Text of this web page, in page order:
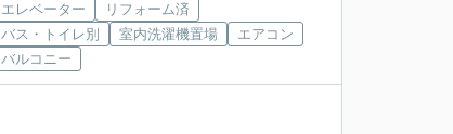
エレベーター
リフォーム済
バス・トイレ別
室内洗濯機置場
エアコン
バルコニー